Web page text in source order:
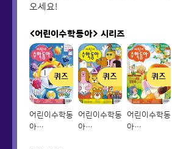
오세요!
<어린이수학동아> 시리즈
퀴즈
어린이수학동
아
퀴즈
어린이수학동
아
퀴즈
어린이수학동
아